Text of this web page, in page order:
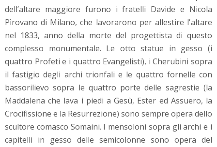
dell’altare maggiore furono i fratelli Davide e Nicola
Pìrovano di Milano, che lavorarono per allestire l'altare
nel 1833, anno della morte del progettista di questo
complesso monumentale. Le otto statue in gesso (i
quattro Profeti e i quattro Evangelisti), i Cherubini sopra
il fastigio degli archi trionfali e le quattro fornelle con
bassorilievo sopra le quattro porte delle sagrestie (la
Maddalena che lava i piedi a Gesù, Ester ed Assuero, la
Crocifissione e la Resurrezione) sono sempre opera dello
scultore comasco Somaini. I mensoloni sopra gli archi e i
capitelli in gesso delle semicolonne sono opera del